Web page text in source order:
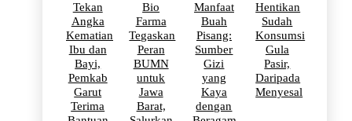
Tekan
Angka
Kematian
Ibu dan
Bayi,
Pemkab
Garut
Terima
Bio
Farma
Tegaskan
Peran
BUMN
untuk
Jawa
Barat,
Manfaat
Buah
Pisang:
Sumber
Gizi
yang
Kaya
dengan
Hentikan
Sudah
Konsumsi
Gula
Pasir,
Daripada
Menyesal